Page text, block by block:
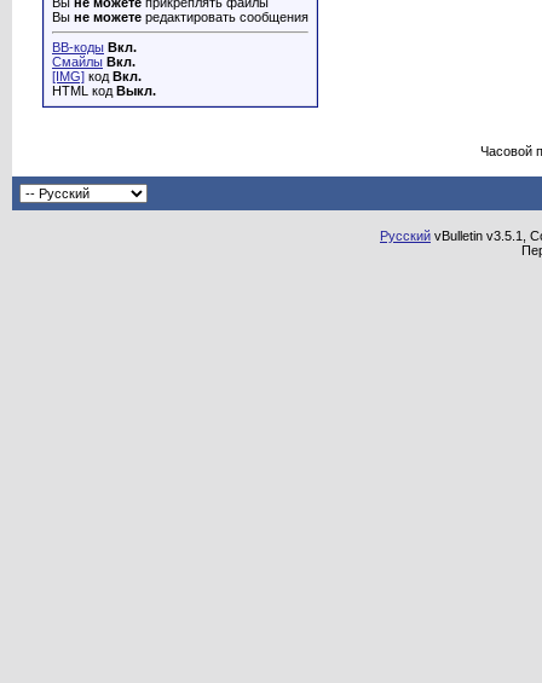
Вы не можете редактировать сообщения
BB-коды Вкл.
Смайлы Вкл.
[IMG] код Вкл.
HTML код Выкл.
Часовой
Русский vBulletin v3.5.1,